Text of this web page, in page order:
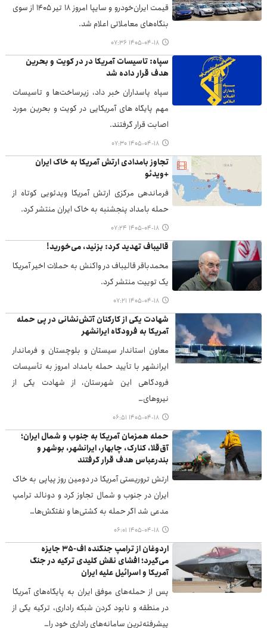
قیمت ایران‌خودرو و سایپا امروز ۱۸ تیر ۱۴۰۵ از سوی
بنگاه‌های معاملاتی اعلام شد.
۱۴۰۵-۰۴-۱۸ ۰۷:۳۶
سپاه: تاسیسات آمریکا در در کویت و بحرین
هدف قرار داده شد
سپاه پاسداران خبر داد، زیرساخت‌ها و تاسیسات
مهم پایگاه های آمریکایی در کویت و بحرین مورد
اصابت قرار گرفتند.
۱۴۰۵-۰۴-۱۸ ۰۷:۳۰
تجاوز بامدادی ارتش آمریکا به خاک ایران
+ویدئو
فرماندهی مرکزی ارتش آمریکا ویدئویی کوتاه از
حمله بامداد پنجشنبه به خاک ایران منتشر کرد.
۱۴۰۵-۰۴-۱۸ ۰۷:۲۴
قالیباف تهدید کرد: بزنید، می‌خورید!
محمدباقر قالیباف در واکنش به حملات اخیر آمریکا
یک توییت منتشر کرد.
۱۴۰۵-۰۴-۱۸ ۰۷:۲۱
شهادت یکی از کارکنان آتش‌نشانی در پی حمله
آمریکا به فرودگاه ایرانشهر
معاون استاندار سیستان و بلوچستان و فرماندار
ایرانشهر با تأیید حمله بامداد امروز به تأسیسات
فرودگاهی این شهرستان، از شهادت یکی از
نیروهای…
۱۴۰۵-۰۴-۱۸ ۰۶:۵۱
حمله همزمان آمریکا به جنوب و شمال ایران؛
آق‌قلا، کنارک، چابهار، ایرانشهر، بوشهر و
بندرعباس هدف قرار گرفتند
ارتش تروریستی آمریکا در دومین روز پیاپی به خاک
ایران در جنوب و شمال تجاوز کرد و دونالد ترامپ
مدعی شد اگر حمله به کشتی‌ها و نفتکش‌ها…
۱۴۰۵-۰۴-۱۸ ۰۶:۰۱
اردوغان از ترامپ جنگنده اف-۳۵ جایزه
می‌گیرد؛ افشای نقش کلیدی ترکیه در جنگ
آمریکا و اسرائیل علیه ایران
پس از حمله‌های موفق ایران به پایگاه‌های آمریکا
در منطقه و نابود کردن شبکه راداری، ترکیه یکی از
پیشرفته‌ترین سامانه‌های راداری خود را…